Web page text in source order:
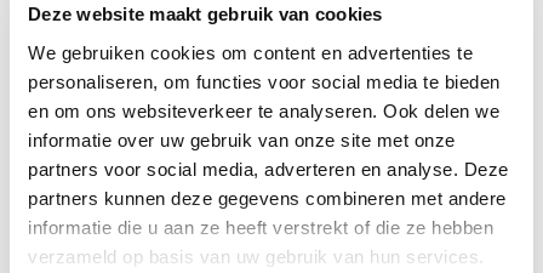
Deze website maakt gebruik van cookies
We gebruiken cookies om content en advertenties te
personaliseren, om functies voor social media te bieden
en om ons websiteverkeer te analyseren. Ook delen we
informatie over uw gebruik van onze site met onze
partners voor social media, adverteren en analyse. Deze
partners kunnen deze gegevens combineren met andere
informatie die u aan ze heeft verstrekt of die ze hebben
verzameld op basis van uw gebruik van hun services.
voordeliger en zeker makkelijker om gelijk met de
reservering ook de bagage bij te boeken en uw stoel te
reserveren. Voorkom onplezierige verrassingen en
check ruim voor vertrek of en welke bagage is
inbegrepen. Vraag het Travelcenter waar u geboekt
heeft.
Stoelreserveringen
De mogelijkheid bestaat om tegen meerprijs reeds bij
boeking, of anders vanaf 30 dagen voor vertrek t/m
24/48 uur voor vertrek, een door u gewenste stoel te